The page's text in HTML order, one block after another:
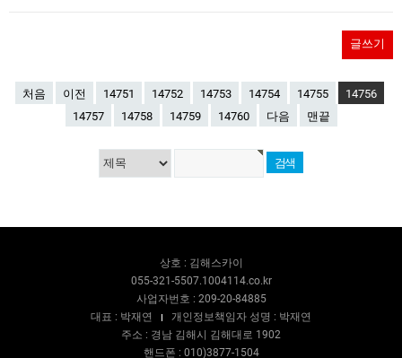
글쓰기
처음 이전 14751 14752 14753 14754 14755
14756
14757
14758 14759 14760 다음 맨끝
상호 : 김해스카이
055-321-5507.1004114.co.kr
사업자번호 : 209-20-84885
대표 : 박재연
개인정보책임자 성명 : 박재연
주소 : 경남 김해시 김해대로 1902
핸드폰 : 010)3877-1504